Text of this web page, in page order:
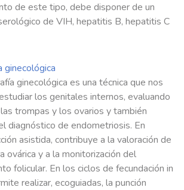
de este tipo, debe disponer de un
de VIH, hepatitis B, hepatitis C
ginecológica
ginecológica es una técnica que nos
los genitales internos, evaluando
trompas y los ovarios y también
diagnóstico de endometriosis. En
asistida, contribuye a la valoración de
ovárica y a la monitorización del
folicular. En los ciclos de fecundación in
realizar, ecoguiadas, la punción